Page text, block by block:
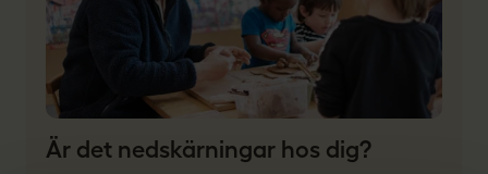
Är det nedskärningar hos dig?